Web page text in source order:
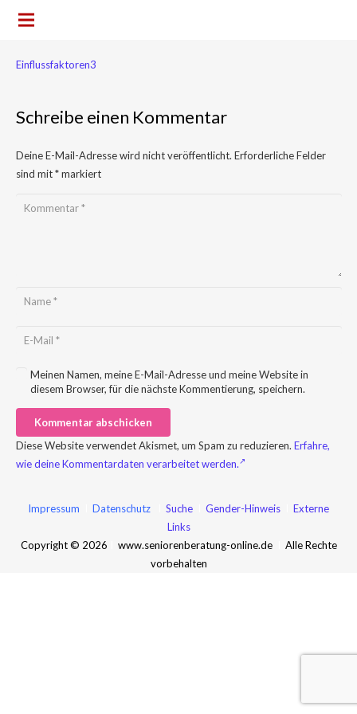
Einflussfaktoren3
Schreibe einen Kommentar
Deine E-Mail-Adresse wird nicht veröffentlicht. Erforderliche Felder
sind mit*markiert
Meinen Namen, meine E-Mail-Adresse und meine Website in
diesem Browser, für die nächste Kommentierung, speichern.
Kommentar abschicken
Diese Website verwendet Akismet, um Spam zu reduzieren. Erfahre,
wie deine Kommentardaten verarbeitet werden.
Impressum Datenschutz Suche Gender-Hinweis
Externe
Links
Copyright © 2026
www.seniorenberatung-online.de
Alle Rechte
vorbehalten